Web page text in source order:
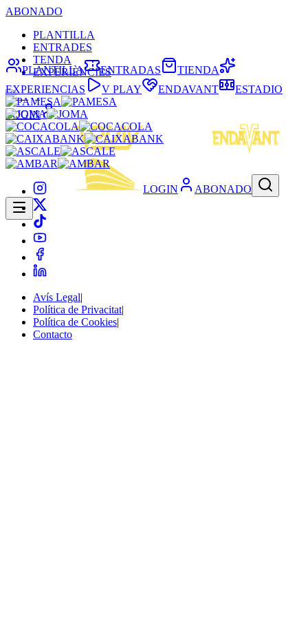
ABONADO
PLANTILLA
ENTRADES
TENDA
EXPERIÈNCIES
LOGIN
LOGIN ABONADO
PLANTILLA ENTRADAS
TIENDA
EXPERIENCIAS
V PLAY ENDAVANT ESTADIO
Avís Legal|
Política de Privacitat|
Política de Cookies|
Contacto